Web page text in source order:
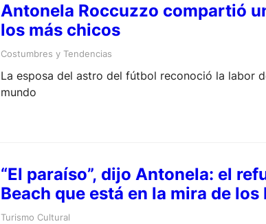
Antonela Roccuzzo compartió
los más chicos
Costumbres y Tendencias
La esposa del astro del fútbol reconoció la labor
mundo
“El paraíso”, dijo Antonela: el
Beach que está en la mira de los
Turismo Cultural